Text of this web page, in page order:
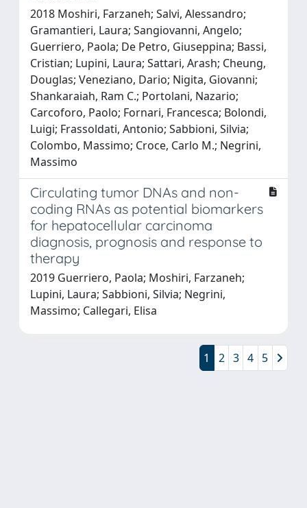
2018 Moshiri, Farzaneh; Salvi, Alessandro;
Gramantieri, Laura; Sangiovanni, Angelo;
Guerriero, Paola; De Petro, Giuseppina; Bassi,
Cristian; Lupini, Laura; Sattari, Arash; Cheung,
Douglas; Veneziano, Dario; Nigita, Giovanni;
Shankaraiah, Ram C.; Portolani, Nazario;
Carcoforo, Paolo; Fornari, Francesca; Bolondi,
Luigi; Frassoldati, Antonio; Sabbioni, Silvia;
Colombo, Massimo; Croce, Carlo M.; Negrini,
Massimo
Circulating tumor DNAs and non-
coding RNAs as potential biomarkers
for hepatocellular carcinoma
diagnosis, prognosis and response to
therapy
2019 Guerriero, Paola; Moshiri, Farzaneh;
Lupini, Laura; Sabbioni, Silvia; Negrini,
Massimo; Callegari, Elisa
1 2 3 4 5